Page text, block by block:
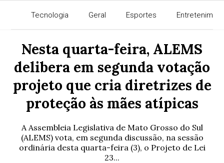
Tecnologia Geral Esportes
Nesta quarta-feira, ALEMS
delibera em segunda votação
projeto que cria diretrizes de
proteção às mães atípicas
A Assembleia Legislativa de Mato Grosso do Sul
(ALEMS) vota, em segunda discussão, na sessão
ordinária desta quarta-feira (3), o Projeto de Lei
23...